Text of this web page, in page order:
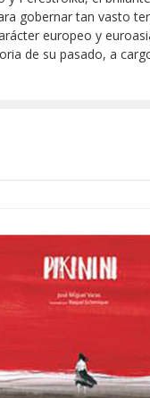
gobernar tan vasto
europeo y
de su pasado, a